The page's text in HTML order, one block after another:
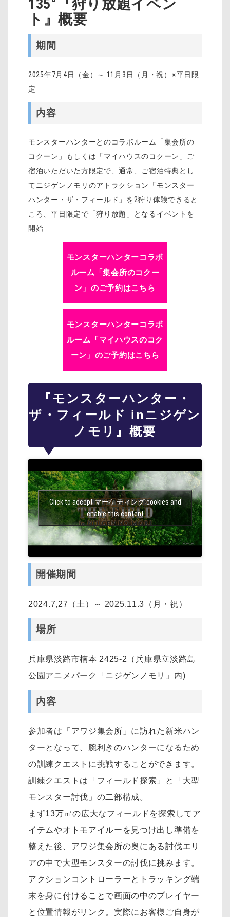
135°『狩り放題イベン
ト』概要
期間
2025年7月4日（金）～ 11月3日（月・祝）※平日限
定
内容
モンスターハンターとのコラボルーム「集会所の
コクーン」もしくは「マイハウスのコクーン」ご
宿泊いただいた方限定で、通常、ご宿泊特典とし
てニジゲンノモリのアトラクション「モンスター
ハンター・ザ・フィールド」を2狩り体験できると
ころ、平日限定で「狩り放題」となるイベントを
開始
モンスターハンターコラボ
ルーム「集会所のコクー
ン」のご予約はこちら
モンスターハンターコラボ
ルーム「マイハウスのコク
ーン」のご予約はこちら
『モンスターハンター・
ザ・フィールド inニジゲン
ノモリ』概要
Click to accept マーケティング cookies and
enable this content
開催期間
2024.7,27（土）～ 2025.11.3（月・祝）
場所
兵庫県淡路市楠本 2425-2（兵庫県立淡路島
公園アニメパーク「ニジゲンノモリ」内)
内容
参加者は「アワジ集会所」に訪れた新米ハン
ターとなって、腕利きのハンターになるため
の訓練クエストに挑戦することができます。
訓練クエストは「フィールド探索」と「大型
モンスター討伐」の二部構成。
まず13万㎡の広大なフィールドを探索してア
イテムやオトモアイルーを見つけ出し準備を
整えた後、アワジ集会所の奥にある討伐エリ
アの中で大型モンスターの討伐に挑みます。
アクションコントローラーとトラッキング端
末を身に付けることで画面の中のプレイヤー
と位置情報がリンク。実際にお客様ご自身が